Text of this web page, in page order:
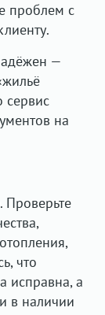
проблем с
—
сервис
на
Проверьте
что
исправна, а
в наличии